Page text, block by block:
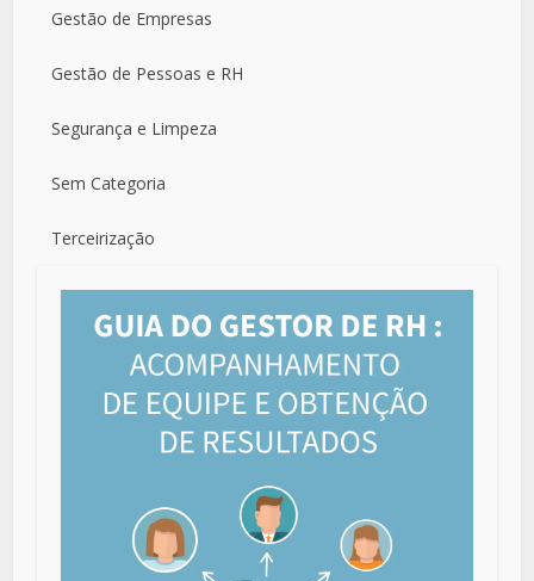
Gestão de Empresas
Gestão de Pessoas e RH
Segurança e Limpeza
Sem Categoria
Terceirização